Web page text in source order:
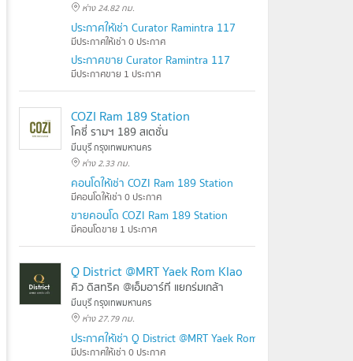
ห่าง 24.82 กม.
ประกาศให้เช่า Curator Ramintra 117
มีประกาศให้เช่า 0 ประกาศ
ประกาศขาย Curator Ramintra 117
มีประกาศขาย 1 ประกาศ
COZI Ram 189 Station
โคซี่ รามฯ 189 สเตชั่น
มีนบุรี กรุงเทพมหานคร
ห่าง 2.33 กม.
คอนโดให้เช่า COZI Ram 189 Station
มีคอนโดให้เช่า 0 ประกาศ
ขายคอนโด COZI Ram 189 Station
มีคอนโดขาย 1 ประกาศ
Q District @MRT Yaek Rom Klao
คิว ดิสทริค @เอ็มอาร์ที แยกร่มเกล้า
มีนบุรี กรุงเทพมหานคร
ห่าง 27.79 กม.
ประกาศให้เช่า Q District @MRT Yaek Rom Klao
มีประกาศให้เช่า 0 ประกาศ